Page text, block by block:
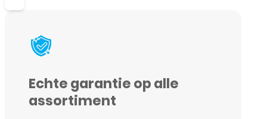
Display
Digitizer
Complete
Echte garantie op alle
assortiment